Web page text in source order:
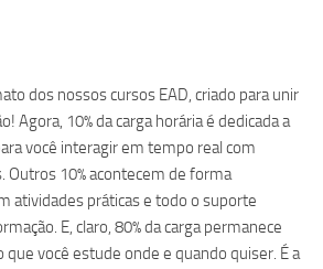
dos nossos cursos EAD, criado para unir
Agora, 10% da carga horária é dedicada a
você interagir em tempo real com
Outros 10% acontecem de forma
atividades práticas e todo o suporte
E, claro, 80% da carga permanece
que você estude onde e quando quiser. É a